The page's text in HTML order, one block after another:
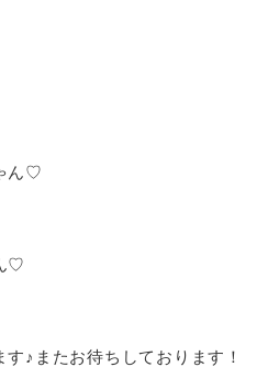
ん♡
♡
♪またお待ちしております！